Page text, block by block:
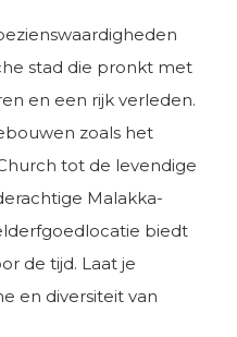
stad die pronkt met
en een rijk verleden.
zoals het
tot de levendige
Malakka-
biedt
de tijd. Laat je
en diversiteit van